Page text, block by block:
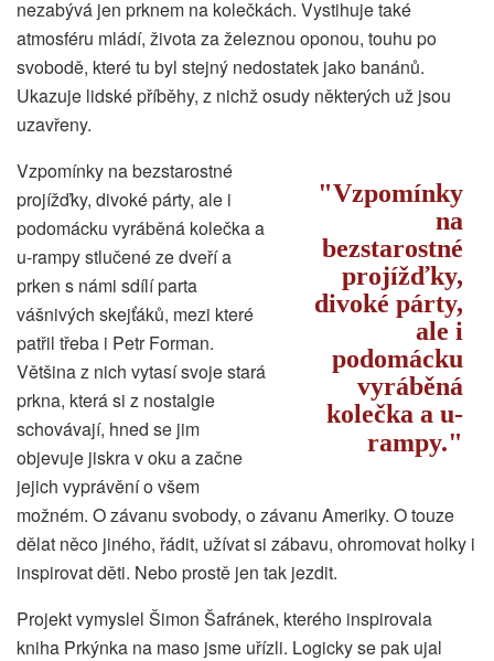
nezabývá jen prknem na kolečkách. Vystihuje také
atmosféru mládí, života za železnou oponou, touhu po
svobodě, které tu byl stejný nedostatek jako banánů.
Ukazuje lidské příběhy, z nichž osudy některých už jsou
uzavřeny.
Vzpomínky
na
bezstarostné
projížďky,
divoké párty,
ale i
podomácku
vyráběná
kolečka a u-
rampy.
Vzpomínky na bezstarostné
projížďky, divoké párty, ale i
podomácku vyráběná kolečka a
u-rampy stlučené ze dveří a
prken s námi sdílí parta
vášnivých skejťáků, mezi které
patřil třeba i Petr Forman.
Většina z nich vytasí svoje stará
prkna, která si z nostalgie
schovávají, hned se jim
objevuje jiskra v oku a začne
jejich vyprávění o všem
možném. O závanu svobody, o závanu Ameriky. O touze
dělat něco jiného, řádit, užívat si zábavu, ohromovat holky i
inspirovat děti. Nebo prostě jen tak jezdit.
Projekt vymyslel Šimon Šafránek, kterého inspirovala
kniha Prkýnka na maso jsme uřízli. Logicky se pak ujal